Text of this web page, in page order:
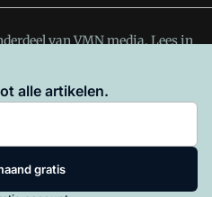
van VMN media. Lees in
van toepassing:
en Cookie beleid|Privacy
alle artikelen.
gratis